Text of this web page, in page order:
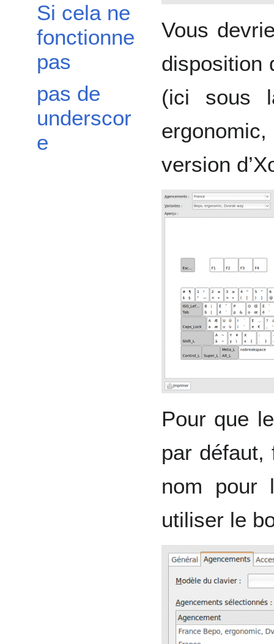
Si cela ne
fonctionne
pas
pas de
underscor
e
Vous
disposition
(ici sous
version
Pour que
par défaut,
nom pour
utiliser le